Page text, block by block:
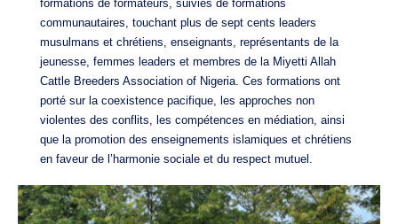
formations de formateurs, suivies de formations
communautaires, touchant plus de sept cents leaders
musulmans et chrétiens, enseignants, représentants de la
jeunesse, femmes leaders et membres de la Miyetti Allah
Cattle Breeders Association of Nigeria. Ces formations ont
porté sur la coexistence pacifique, les approches non
violentes des conflits, les compétences en médiation, ainsi
que la promotion des enseignements islamiques et chrétiens
en faveur de l’harmonie sociale et du respect mutuel.